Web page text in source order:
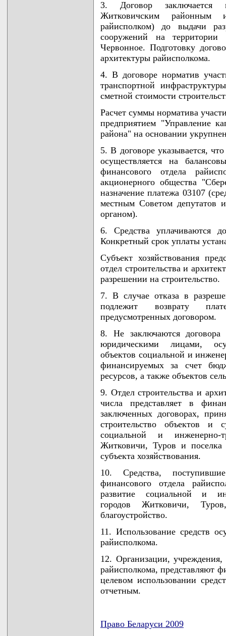
3. Договор заключается
Житковичским районным
райисполком) до выдачи
сооружений на
Червонное. Подготовку
архитектуры райисполкома.
4. В договоре норматив
транспортной
сметной стоимости
Расчет суммы норматива
предприятием "Управление
района" на основании
5. В договоре указывается,
осуществляется на
финансового отдела
акционерного общества
назначение платежа 03107
местным Советом депутатов
органом).
6. Средства уплачиваются
Конкретный срок уплаты
Субъект хозяйствования
отдел строительства и
разрешении на строительство.
7. В случае отказа в
подлежит возврату
предусмотренных договором.
8. Не заключаются
юридическими лицами,
объектов социальной и
финансируемых за счет
ресурсов, а также объектов
9. Отдел строительства и
числа представляет в
заключенных договорах,
строительство объектов и
социальной и инженерно-
Житковичи, Туров и поселка
субъекта хозяйствования.
10. Средства,
финансового отдела
развитие социальной и
городов Житковичи,
благоустройство.
11. Использование средств
райисполкома.
12. Организации,
райисполкома, представляют
целевом использовании
отчетным.
Право Беларуси 2009